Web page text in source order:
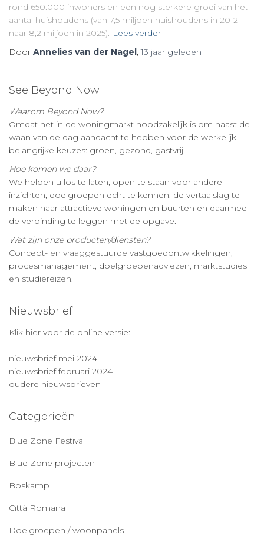
rond 650.000 inwoners en een nog sterkere groei van het
aantal huishoudens (van 7,5 miljoen huishoudens in 2012
naar 8,2 miljoen in 2025).
Lees verder
Door Annelies van der Nagel ,13 jaar geleden
See Beyond Now
Waarom Beyond Now?
Omdat het in de woningmarkt noodzakelijk is om naast de
waan van de dag aandacht te hebben voor de werkelijk
belangrijke keuzes: groen, gezond, gastvrij.
Hoe komen we daar?
We helpen u los te laten, open te staan voor andere
inzichten, doelgroepen echt te kennen, de vertaalslag te
maken naar attractieve woningen en buurten en daarmee
de verbinding te leggen met de opgave.
Wat zijn onze producten/diensten?
Concept- en vraaggestuurde vastgoedontwikkelingen,
procesmanagement, doelgroepenadviezen, marktstudies
en studiereizen.
Nieuwsbrief
Klik hier voor de online versie:
nieuwsbrief mei 2024
nieuwsbrief februari 2024
oudere nieuwsbrieven
Categorieën
Blue Zone Festival
Blue Zone projecten
Boskamp
Città Romana
Doelgroepen / woonpanels